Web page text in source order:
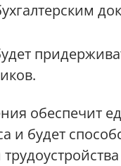
обеспечит
и будет